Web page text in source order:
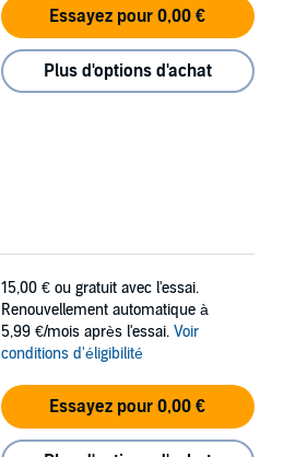
Essayez pour 0,00 €
Plus d'options d'achat
15,00 € ou gratuit avec l'essai.
Renouvellement automatique à
5,99 €/mois après l'essai. Voir
conditions d'éligibilité
Essayez pour 0,00 €